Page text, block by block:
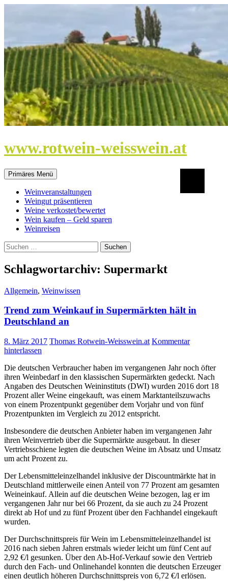
www.rotwein-weisswein.at
Primäres Menü
Weinveranstaltungen
Weingut präsentieren
Weine verkostet/bewertet
Wein kaufen – Geld sparen
Weinreisen
Suchen
nach:
Schlagwortarchiv: Supermarkt
Allgemein, Weinwissen
Trend zum Weinkauf in Supermärkten hält in
Deutschland an
8. März 2017 Thomas Rotwein-Weisswein.at Kommentar
hinterlassen
Die deutschen Verbraucher haben im vergangenen Jahr noch öfter
ihren Weinbedarf in den klassischen Supermärkten gedeckt. Nach
Angaben des Deutschen Weininstituts (DWI) wurden 2016 dort 18
Prozent aller Weine eingekauft, was einem Marktanteilszuwachs
von einem Prozentpunkt gegenüber dem Vorjahr und von fünf
Prozentpunkten im Vergleich zu 2012 entspricht.
Insbesondere die deutschen Anbieter haben im vergangenen Jahr
ihren Weinvertrieb über die Supermärkte ausgebaut. In dieser
Vertriebsschiene legten die deutschen Weine im Absatz und Umsatz
um acht Prozent zu.
Der Lebensmitteleinzelhandel inklusive der Discount­märkte hat in
Deutschland mittlerweile einen Anteil von 77 Prozent am gesamten
Weineinkauf. Allein auf die deutschen Weine bezogen, lag er im
vergangenen Jahr nur bei 66 Prozent, da sie auch zu 24 Prozent
direkt ab Hof und zu fünf Prozent über den Fachhandel eingekauft
wurden.
Der Durchschnittspreis für Wein im Lebensmitteleinzelhandel ist
2016 nach sieben Jahren erstmals wieder leicht um fünf Cent auf
2,92 €/l gesunken. Über den Ab-Hof-Verkauf sowie den Vertrieb
durch den Fach- und Onlinehandel konnten die deutschen Erzeuger
einen deutlich höheren Durchschnittspreis von 6,72 €/l erlösen.